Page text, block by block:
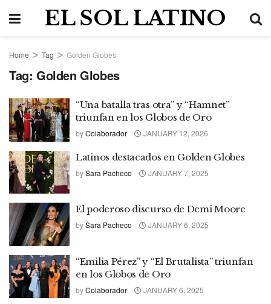
EL SOL LATINO
Home Tag Golden Globes
Tag: Golden Globes
“Una batalla tras otra” y “Hamnet”
triunfan en los Globos de Oro
byColaborador JANUARY 12, 2026
Latinos destacados en Golden Globes
bySara Pacheco JANUARY 7, 2025
El poderoso discurso de Demi Moore
bySara Pacheco JANUARY 6, 2025
“Emilia Pérez” y “El Brutalista” triunfan
en los Globos de Oro
byColaborador JANUARY 6, 2025